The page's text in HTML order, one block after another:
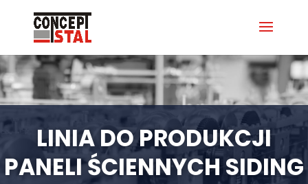
LINIA DO PRODUKCJI
PANELI ŚCIENNYCH SIDING